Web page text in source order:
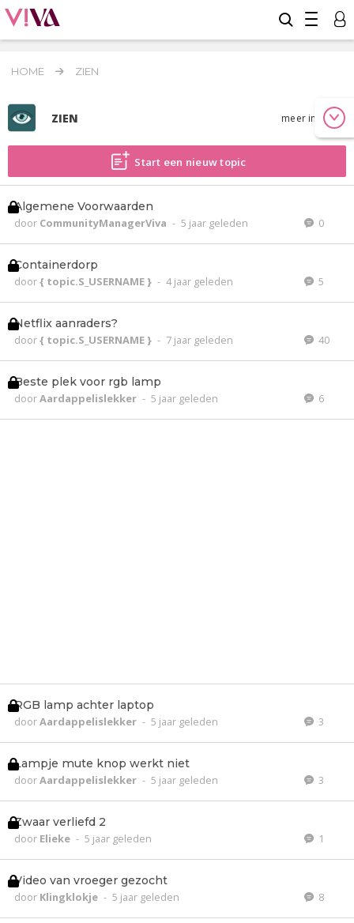
HOME ZIEN
ZIEN meer info
Start een nieuw topic
Algemene Voorwaarden
door CommunityManagerViva - 5 jaar geleden 0
Containerdorp
door{ topic.S_USERNAME } - 4 jaar geleden 5
Netflix aanraders?
door{ topic.S_USERNAME } - 7 jaar geleden 40
Beste plek voor rgb lamp
doorAardappelislekker - 5 jaar geleden 6
RGB lamp achter laptop
doorAardappelislekker - 5 jaar geleden 3
Lampje mute knop werkt niet
doorAardappelislekker - 5 jaar geleden 3
Zwaar verliefd 2
door Elieke - 5 jaar geleden 1
Video van vroeger gezocht
door Klingklokje - 5 jaar geleden 8